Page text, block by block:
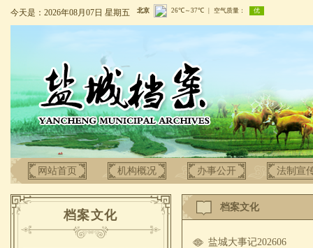
今天是：2026年08月07日 星期五
网站首页 机构概况 办事公开 法制宣
档案文化
档案文化
盐城大事记202606